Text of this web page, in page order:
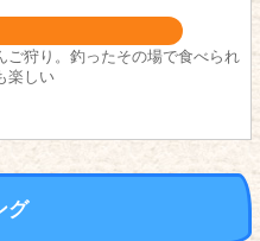
ご狩り。釣ったその場で食べられ
楽しい
グ